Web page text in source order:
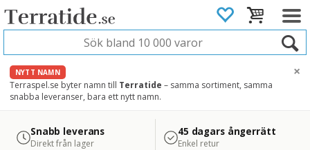
NYTT NAMN
Terraspel.se byter namn till Terratide – samma sortiment, samma
snabba leveranser, bara ett nytt namn.
×
4.8
Läs omdömen på Google
Säker betalning
med Svea
Snabb leverans
Direkt från lager
45 dagars ångerrätt
Enkel retur